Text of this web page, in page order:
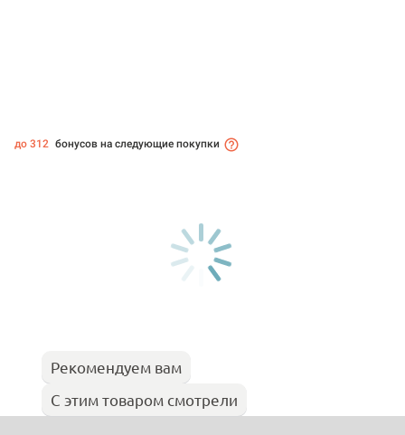
до 312 бонусов на следующие покупки
Рекомендуем вам
С этим товаром смотрели